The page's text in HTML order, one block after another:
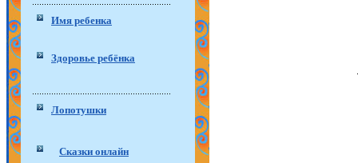
Имя ребенка
Здоровье ребёнка
Лопотушки
Сказки онлайн